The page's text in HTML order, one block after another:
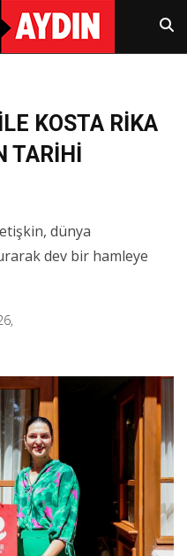
KOSTA RİKA
TARİHİ
dünya
dev bir hamleye